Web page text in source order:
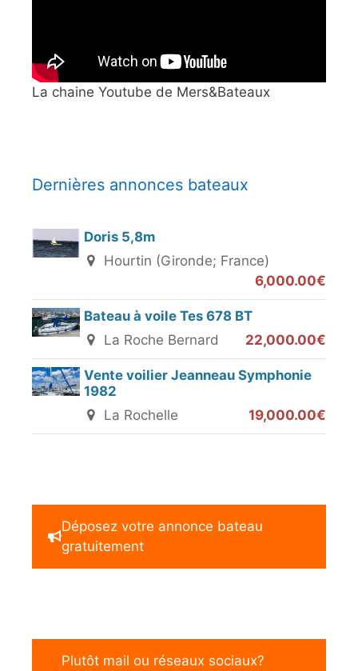
La chaine Youtube de Mers&Bateaux
Dernières annonces bateaux
Doris 5,8m
Hourtin (Gironde; France)
6,000.00€
Bateau à voile Tes 678 BT
La Roche Bernard
22,000.00€
Vente voilier Jeanneau Symphonie
1982
La Rochelle
19,000.00€
Déposez votre annonce bateau
gratuitement
Plutôt mail ou réseaux sociaux?